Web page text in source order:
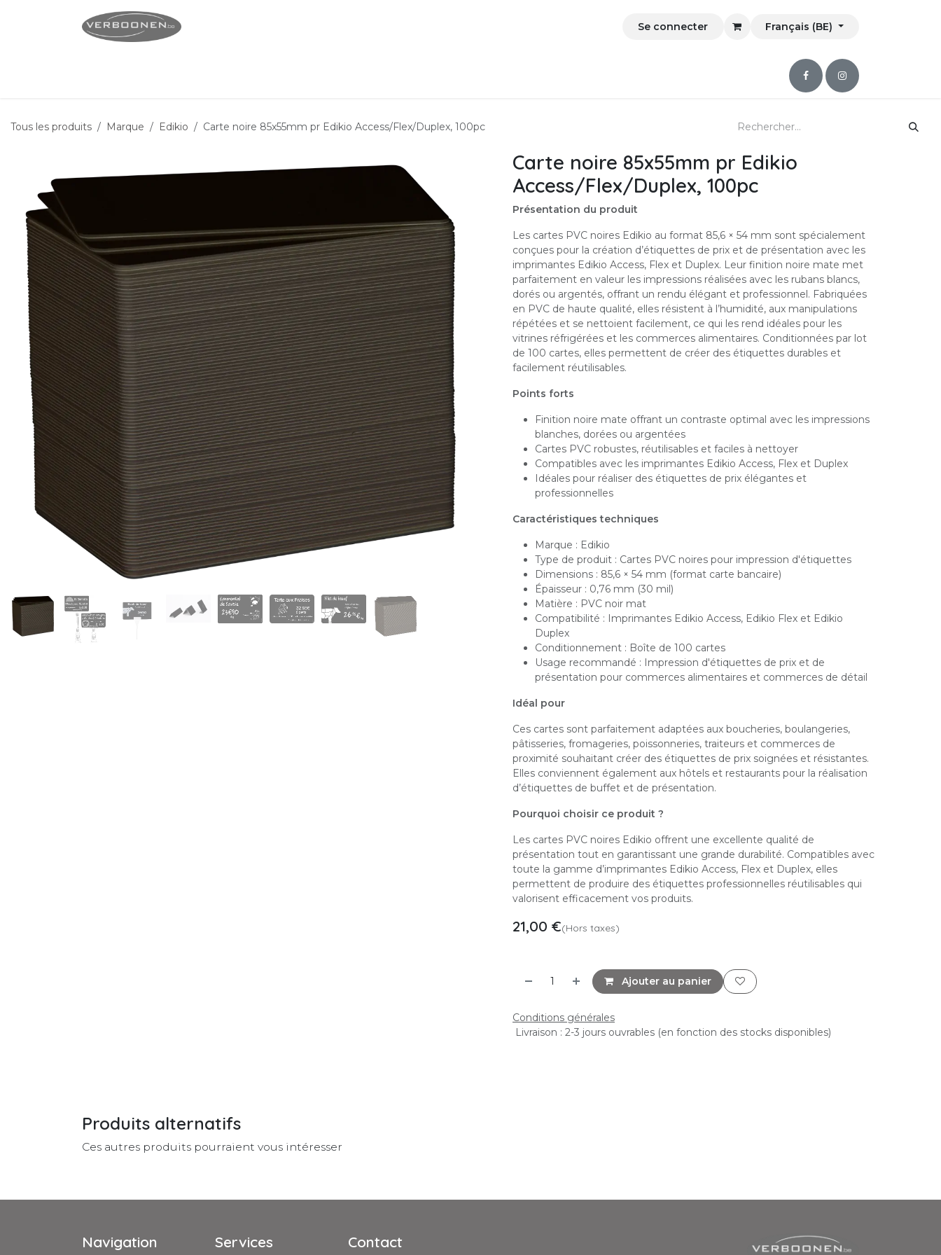
Se connecter Français (BE)
Tous les produits Marque Edikio Carte noire 85x55mm pr Edikio Access/Flex/Duplex, 100pc
Carte noire 85x55mm pr Edikio
Access/Flex/Duplex, 100pc
Présentation du produit
Les cartes PVC noires Edikio au format 85,6 × 54 mm sont spécialement
conçues pour la création d’étiquettes de prix et de présentation avec les
imprimantes Edikio Access, Flex et Duplex. Leur finition noire mate met
parfaitement en valeur les impressions réalisées avec les rubans blancs,
dorés ou argentés, offrant un rendu élégant et professionnel. Fabriquées
en PVC de haute qualité, elles résistent à l’humidité, aux manipulations
répétées et se nettoient facilement, ce qui les rend idéales pour les
vitrines réfrigérées et les commerces alimentaires. Conditionnées par lot
de 100 cartes, elles permettent de créer des étiquettes durables et
facilement réutilisables.
Points forts
Finition noire mate offrant un contraste optimal avec les impressions
blanches, dorées ou argentées
Cartes PVC robustes, réutilisables et faciles à nettoyer
Compatibles avec les imprimantes Edikio Access, Flex et Duplex
Idéales pour réaliser des étiquettes de prix élégantes et
professionnelles
Caractéristiques techniques
Marque : Edikio
Type de produit : Cartes PVC noires pour impression d'étiquettes
Dimensions : 85,6 × 54 mm (format carte bancaire)
Épaisseur : 0,76 mm (30 mil)
Matière : PVC noir mat
Compatibilité : Imprimantes Edikio Access, Edikio Flex et Edikio
Duplex
Conditionnement : Boîte de 100 cartes
Usage recommandé : Impression d'étiquettes de prix et de
présentation pour commerces alimentaires et commerces de détail
Idéal pour
Ces cartes sont parfaitement adaptées aux boucheries, boulangeries,
pâtisseries, fromageries, poissonneries, traiteurs et commerces de
proximité souhaitant créer des étiquettes de prix soignées et résistantes.
Elles conviennent également aux hôtels et restaurants pour la réalisation
d’étiquettes de buffet et de présentation.
Pourquoi choisir ce produit ?
Les cartes PVC noires Edikio offrent une excellente qualité de
présentation tout en garantissant une grande durabilité. Compatibles avec
toute la gamme d’imprimantes Edikio Access, Flex et Duplex, elles
permettent de produire des étiquettes professionnelles réutilisables qui
valorisent efficacement vos produits.
21,00 €(Hors taxes)
Ajouter au panier
Conditions générales
Livraison : 2-3 jours ouvrables (en fonction des stocks disponibles)
Produits alternatifs
Ces autres produits pourraient vous intéresser
Navigation Services Contact